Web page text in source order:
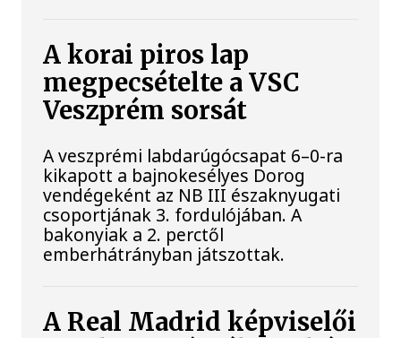
A korai piros lap
megpecsételte a VSC
Veszprém sorsát
A veszprémi labdarúgócsapat 6–0-ra
kikapott a bajnokesélyes Dorog
vendégeként az NB III északnyugati
csoportjának 3. fordulójában. A
bakonyiak a 2. perctől
emberhátrányban játszottak.
A Real Madrid képviselői